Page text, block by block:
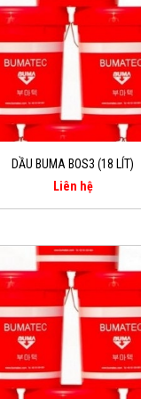
DẦU BUMA BOS3 (18 LÍT)
Liên hệ